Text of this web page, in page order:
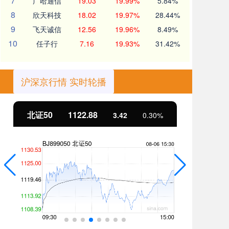
8 欣天科技 18.02 19.97% 28.44%
9 飞天诚信 12.56 19.96% 8.49%
10 任子行 7.16 19.93% 31.42%
沪深京行情 实时轮播
北证50 1122.88 3.42 0.30%